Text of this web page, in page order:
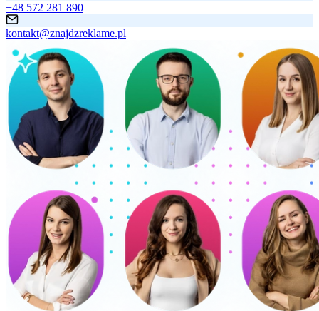
+48 572 281 890
kontakt@znajdzreklame.pl